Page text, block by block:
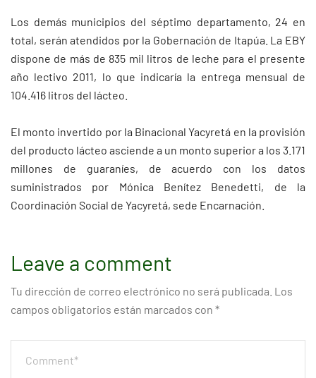
Los demás municipios del séptimo departamento, 24 en
total, serán atendidos por la Gobernación de Itapúa. La EBY
dispone de más de 835 mil litros de leche para el presente
año lectivo 2011, lo que indicaría la entrega mensual de
104.416 litros del lácteo.
El monto invertido por la Binacional Yacyretá en la provisión
del producto lácteo asciende a un monto superior a los 3.171
millones de guaraníes, de acuerdo con los datos
suministrados por Mónica Benítez Benedetti, de la
Coordinación Social de Yacyretá, sede Encarnación.
Leave a comment
Tu dirección de correo electrónico no será publicada. Los
campos obligatorios están marcados con *